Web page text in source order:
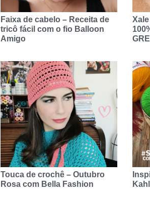
Faixa de cabelo – Receita de
tricô fácil com o fio Balloon
Amigo
Touca de crochê – Outubro
Rosa com Bella Fashion